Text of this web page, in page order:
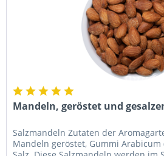
Mandeln, geröstet und
Salzmandeln Zutaten der
Mandeln geröstet, Gummi Arabicum